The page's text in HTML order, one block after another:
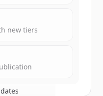
new tiers